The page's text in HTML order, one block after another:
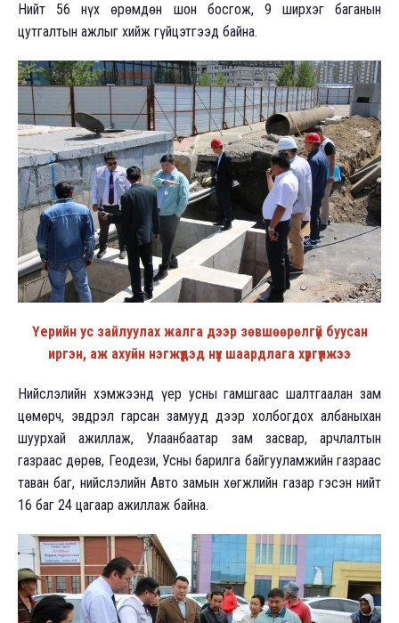
Нийт 56 нүх өрөмдөн шон босгож, 9 ширхэг баганын
цутгалтын ажлыг хийж гүйцэтгээд байна.
Үерийн ус зайлуулах жалга дээр зөвшөөрөлгүй буусан
иргэн, аж ахуйн нэгжүүдэд нүүх шаардлага хүргүүлжээ
Нийслэлийн хэмжээнд үер усны гамшгаас шалтгаалан зам
цөмөрч, эвдрэл гарсан замууд дээр холбогдох албаныхан
шуурхай ажиллаж, Улаанбаатар зам засвар, арчлалтын
газраас дөрөв, Геодези, Усны барилга байгууламжийн газраас
таван баг, нийслэлийн Авто замын хөгжлийн газар гэсэн нийт
16 баг 24 цагаар ажиллаж байна.